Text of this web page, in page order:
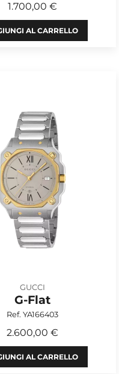
1.700,00 €
AL CARRELLO
GUCCI
G-Flat
Ref. YA166403
2.600,00 €
AL CARRELLO